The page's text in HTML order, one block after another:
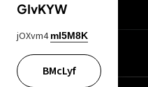
65A04M
GIvKYW
jOXvm4 mI5M8K
BMcLyf